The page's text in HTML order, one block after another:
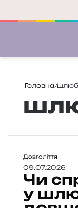
Головна/шлюб
Ч
и
с
р
Довголіття
09.07.2026
Чи
у